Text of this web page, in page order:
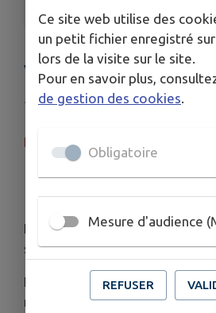
1/1
VOEUX 2026
Publié le jeudi 22 janvier 2026 - Île-
Du fait des annulations de
des vœux est repoussée
Merci de confirmer
La traditionnelle cérémonie
samedi 7 février à 11h30 au
Elle sera suivie d'un repas
molénaise est cordialement
Ce site web utilise des
un petit fichier enregistré
lors de la visite sur le site.
Pour en savoir plus,
de gestion des cookies
Obligatoire
Mesure d'audience
REFUSER